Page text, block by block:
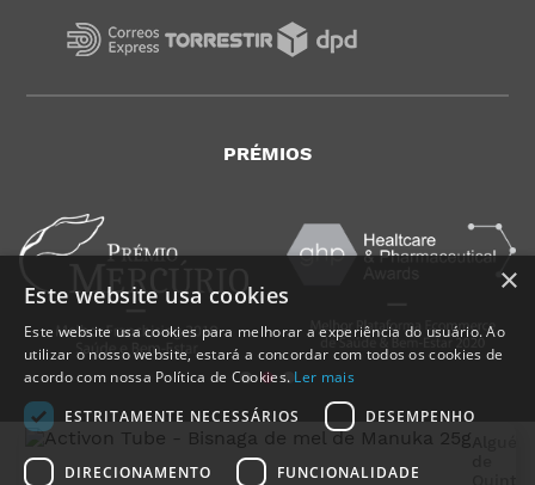
PRÉMIOS
×
Este website usa cookies
Este website usa cookies para melhorar a experiência do usuário. Ao
utilizar o nosso website, estará a concordar com todos os cookies de
acordo com nossa Política de Cookies. Ler mais
ESTRITAMENTE NECESSÁRIOS
DESEMPENHO
DIRECIONAMENTO FUNCIONALIDADE